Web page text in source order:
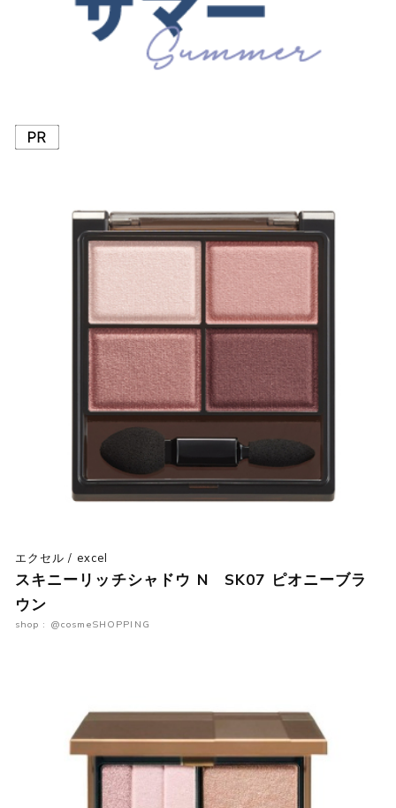
エクセル / excel
スキニーリッチシャドウ N SK07 ピオニーブラ
ウン
shop : @cosmeSHOPPING